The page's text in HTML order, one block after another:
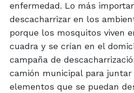
enfermedad. Lo más
descacharrizar en los
porque los mosquitos viven
cuadra y se crían en el
campaña de
camión municipal para juntar
elementos que se puedan